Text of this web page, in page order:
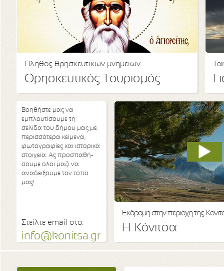
Πλήθος θρησκευτικών μνημείων
Θρησκευτικός Τουρισμός
Βοηθήστε μας να
εμπλουτίσουμε τη
σελίδα του δήμου μας με
περισσότερα κείμενα,
φωτογραφίες και ιστορικά
στοιχεία. Ας προσπαθή-
σουμε όλοι μαζί να
αναδείξουμε τον τόπο
μας!
Στείλτε email στο:
info@konitsa.gr
Εκδρομή στην περιοχή της
Η Κόνιτσα